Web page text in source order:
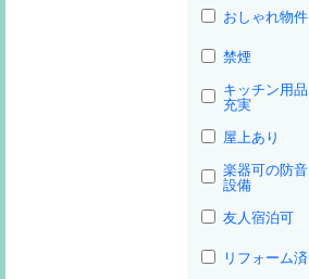
おしゃれ物件
禁煙
キッチン用品
充実
屋上あり
楽器可の防音
設備
友人宿泊可
リフォーム済